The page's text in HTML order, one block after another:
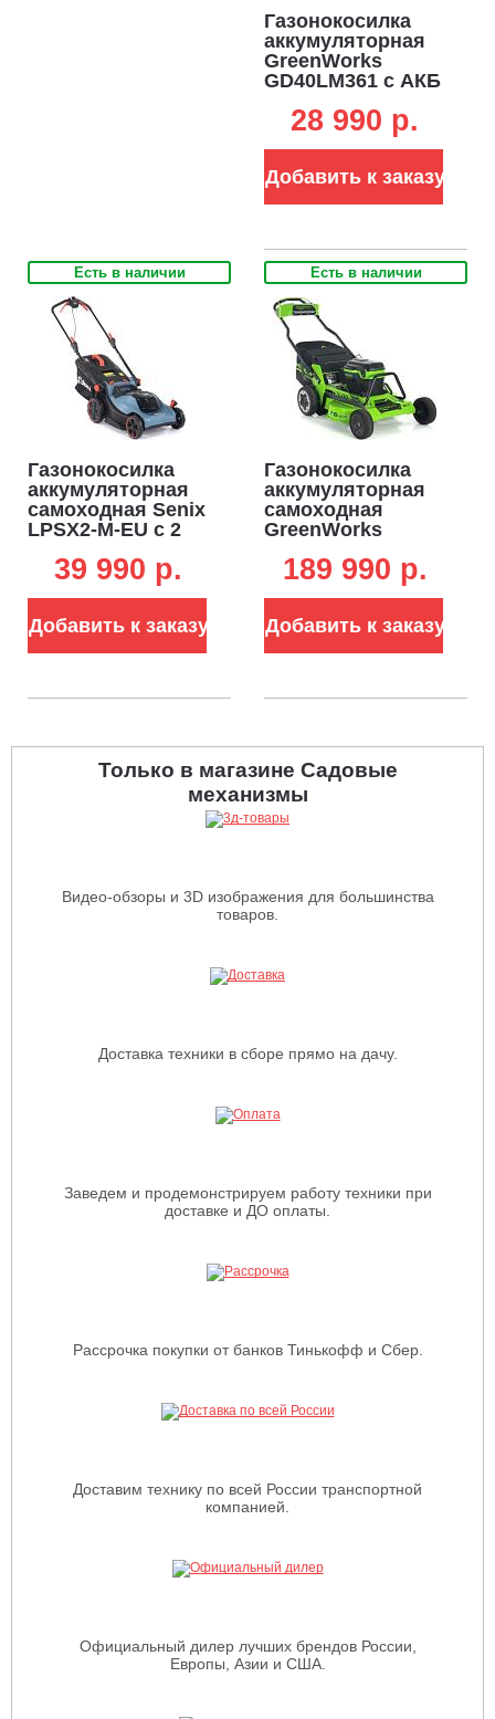
Газонокосилка
аккумуляторная
GreenWorks
GD40LM361 с АКБ
BL 40В, 36 см,
40 л, 13 кг)
28 990 p.
Добавить к заказу
Есть в наличии
Газонокосилка
аккумуляторная
самоходная Senix
LPSX2-M-EU с 2
(PRC, BL 2x20В,
43 см, пластик,
50 л, 16 кг)
39 990 p.
Добавить к заказу
Есть в наличии
Газонокосилка
аккумуляторная
самоходная
GreenWorks
и ЗУ (PRC, BL 82В,
76 см, сталь, 3
мульчирование,
85 л, 85 кг)
189 990 p.
Добавить к заказу
Только в магазине Садовые
механизмы
Видео-обзоры и 3D изображения для большинства
товаров.
Доставка техники в сборе прямо на дачу.
Заведем и продемонстрируем работу техники при
доставке и ДО оплаты.
Рассрочка покупки от банков Тинькофф и Сбер.
Доставим технику по всей России транспортной
компанией.
Официальный дилер лучших брендов России,
Европы, Азии и США.